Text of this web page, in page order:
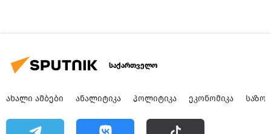
საქართველო
ᲐᲮᲐᲚᲘ ᲐᲛᲑᲔᲑᲘ ᲐᲜᲐᲚᲘᲢᲘᲙᲐ ᲞᲝᲚᲘᲢᲘᲙᲐ ᲔᲙᲝᲜᲝᲛᲘᲙᲐ